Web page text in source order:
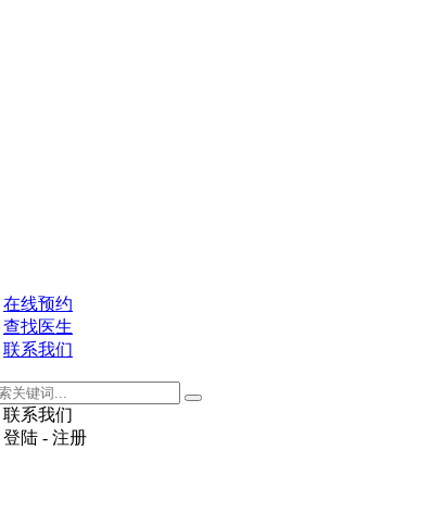
在线预约
查找医生
联系我们
联系我们
登陆 - 注册